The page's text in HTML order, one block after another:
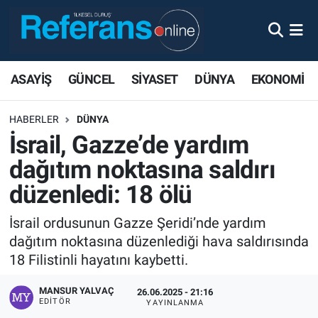
ASAYİŞ GÜNCEL SİYASET DÜNYA EKONOMİ
HABERLER DÜNYA
İsrail, Gazze’de yardım
dağıtım noktasına saldırı
düzenledi: 18 ölü
İsrail ordusunun Gazze Şeridi’nde yardım
dağıtım noktasına düzenlediği hava saldırısında
18 Filistinli hayatını kaybetti.
MANSUR YALVAÇ
EDITÖR
26.06.2025 - 21:16
YAYINLANMA